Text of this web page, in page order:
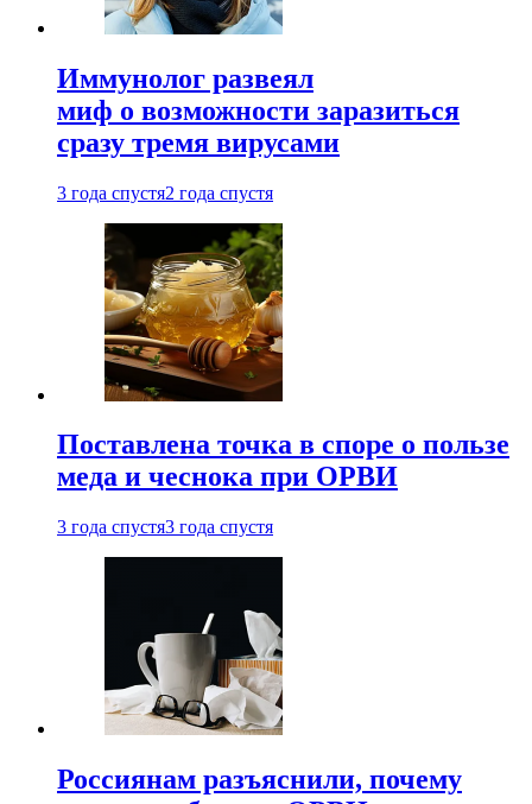
Иммунолог развеял
миф о возможности заразиться
сразу тремя вирусами
3 года спустя2 года спустя
Поставлена точка в споре о пользе
меда и чеснока при ОРВИ
3 года спустя3 года спустя
Россиянам разъяснили, почему